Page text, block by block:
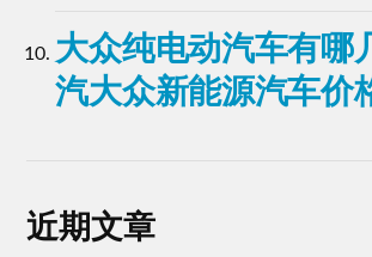
大众纯电动汽车有哪
汽大众新能源汽车价
近期文章